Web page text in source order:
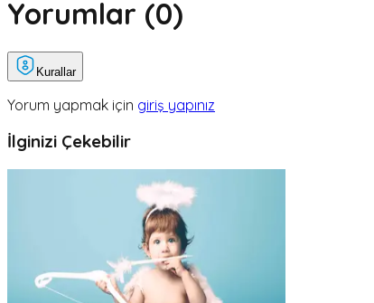
Yorumlar (0)
Kurallar
Yorum yapmak için giriş yapınız
İlginizi Çekebilir